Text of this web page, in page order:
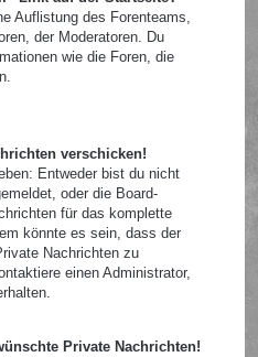
Auflistung des Forenteams,
der Moderatoren. Du
wie die Foren, die
verschicken!
Entweder bist du nicht
oder die Board-
für das komplette
könnte es sein, dass der
Nachrichten zu
einen Administrator,
Private Nachrichten!